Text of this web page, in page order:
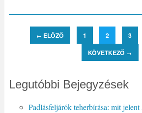
← ELŐZŐ 1 2 3
KÖVETKEZŐ →
Legutóbbi Bejegyzések
Padlásfeljárók teherbírása: mit jelent